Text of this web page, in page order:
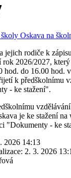
jejich rodiče k
2026/2027,
hod. do 16.00 hod.
k předškolnímu
- ke stažení".
je ke stažení na
"Dokumenty - ke
2026 14:13
2. 3. 2026